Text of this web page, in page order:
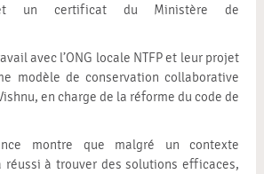
un certificat du Ministère de
avec l’ONG locale NTFP et leur projet
modèle de conservation collaborative
en charge de la réforme du code de
montre que malgré un contexte
à trouver des solutions efficaces,